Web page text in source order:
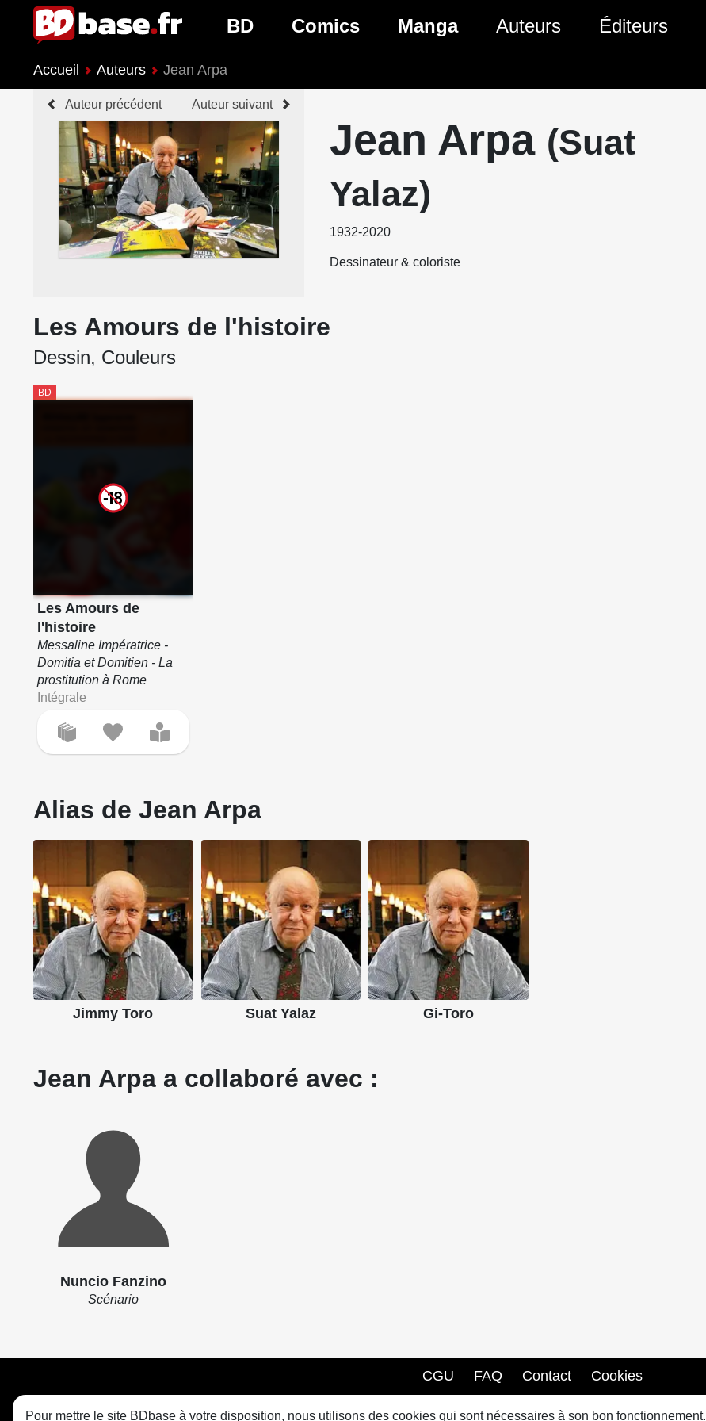
BD
Prochaines sorties BD
Genres BD
Comics
Genres Comics
Manga
Genres Manga
Auteurs Éditeurs
Accueil Auteurs Jean Arpa
Auteur précédent Auteur suivant
Jean Arpa (Suat
Yalaz)
1932-2020
Dessinateur & coloriste
Les Amours de l'histoire
Dessin, Couleurs
BD
Les Amours de
l'histoire
Messaline Impératrice -
Domitia et Domitien - La
prostitution à Rome
Intégrale
Alias de Jean Arpa
Jimmy Toro Suat Yalaz Gi-Toro
Jean Arpa a collaboré avec :
Nuncio Fanzino
Scénario
CGU FAQ Contact Cookies
Pour mettre le site BDbase à votre disposition, nous utilisons des cookies qui sont nécessaires à son bon fonctionnement.